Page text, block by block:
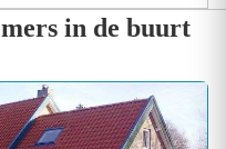
in de buurt